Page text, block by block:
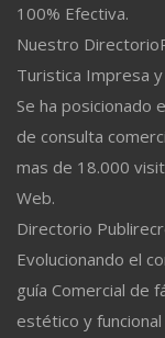
100% Efectiva.
Nuestro
Turistica Impresa
Se ha posicionado
de consulta
mas de 18.000
Web.
Directorio
Evolucionando el
guía Comercial de
estético y